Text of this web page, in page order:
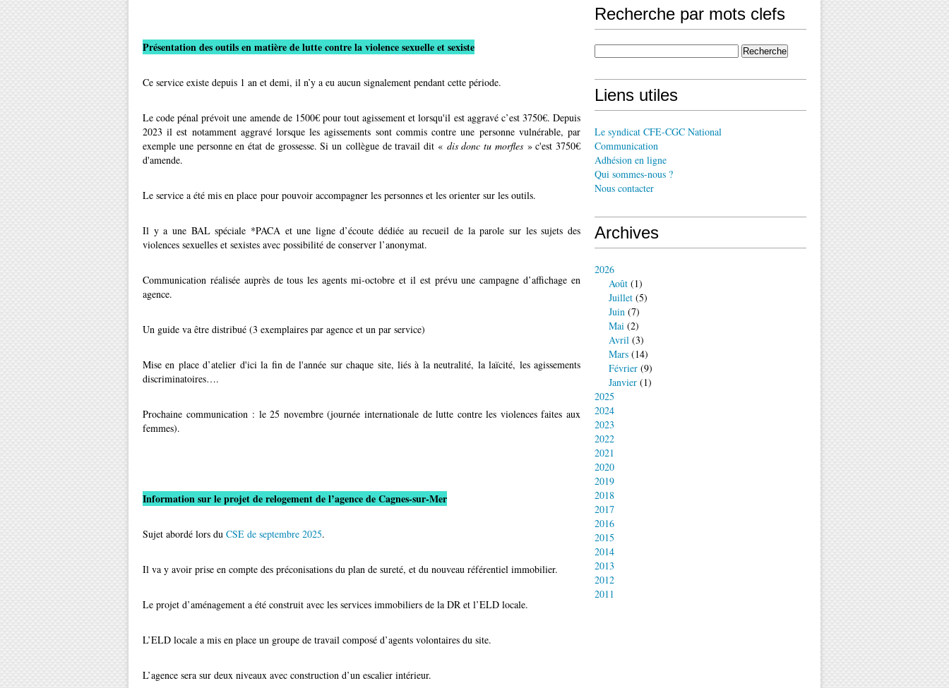
Présentation des outils en matière de lutte contre la violence sexuelle et sexiste
Ce service existe depuis 1 an et demi, il n’y a eu aucun signalement pendant cette période.
Le code pénal prévoit une amende de 1500€ pour tout agissement et lorsqu'il est aggravé c’est 3750€. Depuis
2023 il est notamment aggravé lorsque les agissements sont commis contre une personne vulnérable, par
exemple une personne en état de grossesse. Si un collègue de travail dit «dis donc tu morfles» c'est 3750€
d'amende.
Le service a été mis en place pour pouvoir accompagner les personnes et les orienter sur les outils.
Il y a une BAL spéciale *PACA et une ligne d’écoute dédiée au recueil de la parole sur les sujets des
violences sexuelles et sexistes avec possibilité de conserver l’anonymat.
Communication réalisée auprès de tous les agents mi-octobre et il est prévu une campagne d’affichage en
agence.
Un guide va être distribué (3 exemplaires par agence et un par service)
Mise en place d’atelier d'ici la fin de l'année sur chaque site, liés à la neutralité, la laïcité, les agissements
discriminatoires….
Prochaine communication : le 25 novembre (journée internationale de lutte contre les violences faites aux
femmes).
Information sur le projet de relogement de l’agence de Cagnes-sur-Mer
Sujet abordé lors du CSE de septembre 2025.
Il va y avoir prise en compte des préconisations du plan de sureté, et du nouveau référentiel immobilier.
Le projet d’aménagement a été construit avec les services immobiliers de la DR et l’ELD locale.
L’ELD locale a mis en place un groupe de travail composé d’agents volontaires du site.
L’agence sera sur deux niveaux avec construction d’un escalier intérieur.
Recherche par mots clefs
Liens utiles
Le syndicat CFE-CGC National
Communication
Adhésion en ligne
Qui sommes-nous ?
Nous contacter
Archives
2026
Août (1)
Juillet (5)
Juin (7)
Mai (2)
Avril (3)
Mars (14)
Février (9)
Janvier (1)
2025
2024
2023
2022
2021
2020
2019
2018
2017
2016
2015
2014
2013
2012
2011